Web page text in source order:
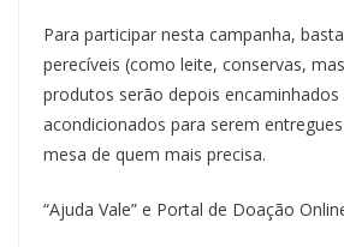
Para participar nesta campanha,
perecíveis (como leite, conservas,
produtos serão depois
acondicionados para serem
mesa de quem mais precisa.
“Ajuda Vale” e Portal de Doação